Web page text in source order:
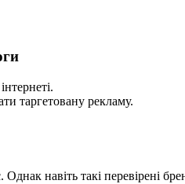
таргетовану рекламу.
навіть такі перевірені